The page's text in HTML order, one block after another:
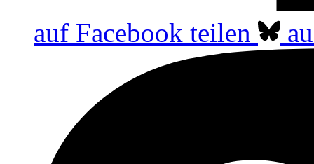
auf Facebook teilen